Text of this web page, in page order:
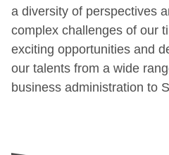
a diversity of perspectives
complex challenges of our
exciting opportunities and
our talents from a wide
business administration to